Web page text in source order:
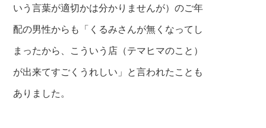
いう言葉が適切かは分かりませんが）のご年
配の男性からも 「くるみさんが無くなってし
まったから、こういう店 （テマヒマのこと）
が出来てすごくうれしい」と言われたことも
ありました。